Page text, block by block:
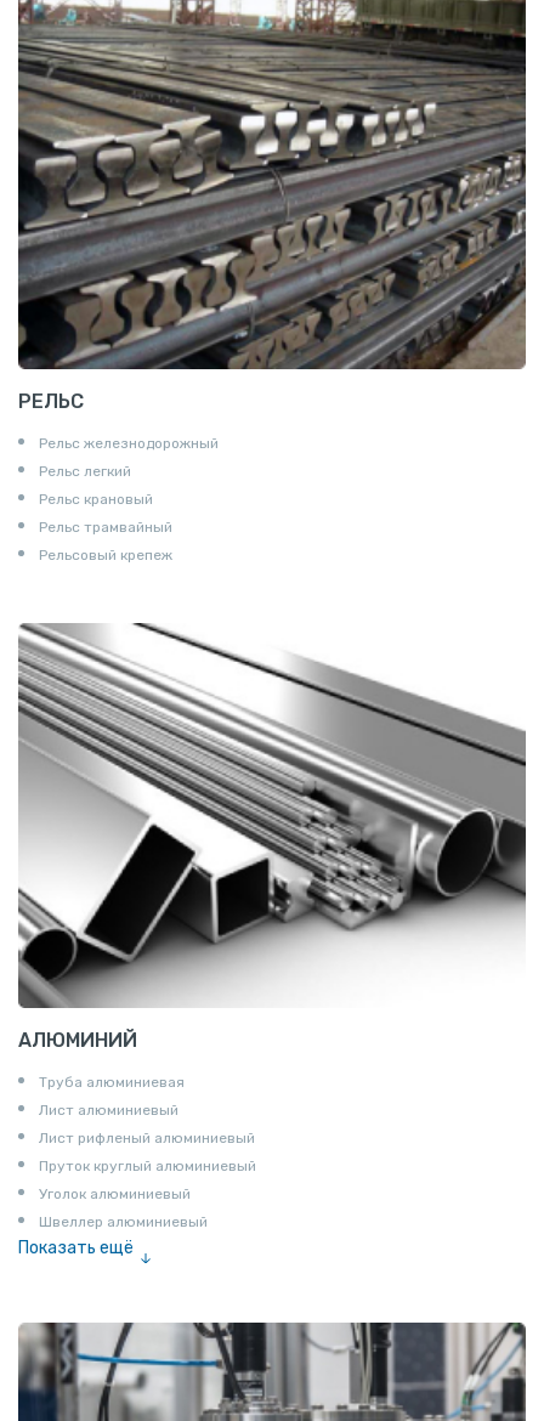
РЕЛЬС
Рельс железнодорожный
Рельс легкий
Рельс крановый
Рельс трамвайный
Рельсовый крепеж
АЛЮМИНИЙ
Труба алюминиевая
Лист алюминиевый
Лист рифленый алюминиевый
Пруток круглый алюминиевый
Уголок алюминиевый
Швеллер алюминиевый
Показать ещё
Шина электротехническая
Алюминиевая плита
Z профиль алюминиевый
Т профиль алюминиевый